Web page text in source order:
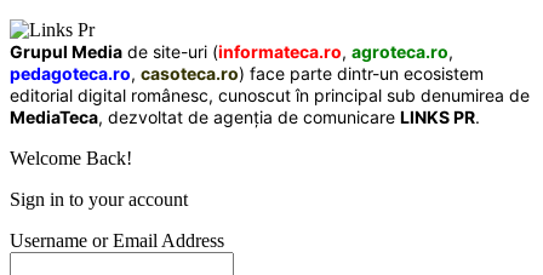
Grupul Media de site-uri (informateca.ro, agroteca.ro,
pedagoteca.ro, casoteca.ro) face parte dintr-un ecosistem
editorial digital românesc, cunoscut în principal sub denumirea de
MediaTeca, dezvoltat de agenția de comunicare LINKS PR.
Welcome Back!
Sign in to your account
Username or Email Address